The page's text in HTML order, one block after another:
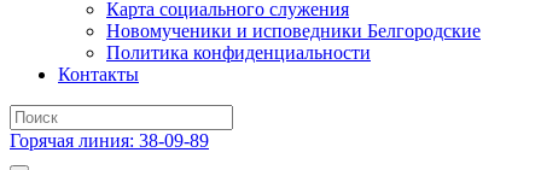
Карта социального служения
Новомученики и исповедники Белгородские
Политика конфиденциальности
Контакты
Горячая линия: 38-09-89